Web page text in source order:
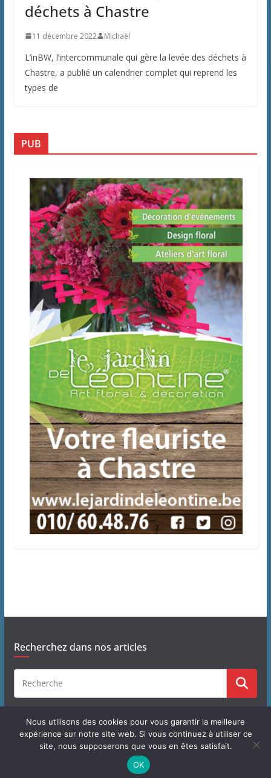
déchets à Chastre
11 décembre 2022 Michaël
L’inBW, l’intercommunale qui gère la levée des déchets à
Chastre, a publié un calendrier complet qui reprend les
types de
PUB
Recherchez dans nos articles
Copyright © 2026 J'habite à Chastre
par ThemeGrill. Propulsé par
Nous utilisons des cookies pour vous garantir la meilleure
expérience sur notre site web. Si vous continuez à utiliser ce
site, nous supposerons que vous en êtes satisfait.
OK